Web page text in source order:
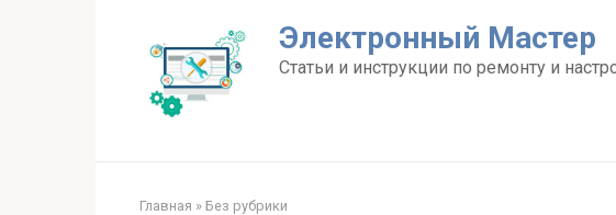
Электронный Мастер
Статьи и инструкции по ремонту и
Главная » Без рубрики